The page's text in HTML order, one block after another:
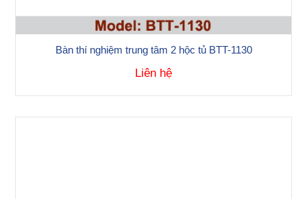
Bàn thí nghiệm trung tâm 2 hộc tủ BTT-1130
Liên hệ